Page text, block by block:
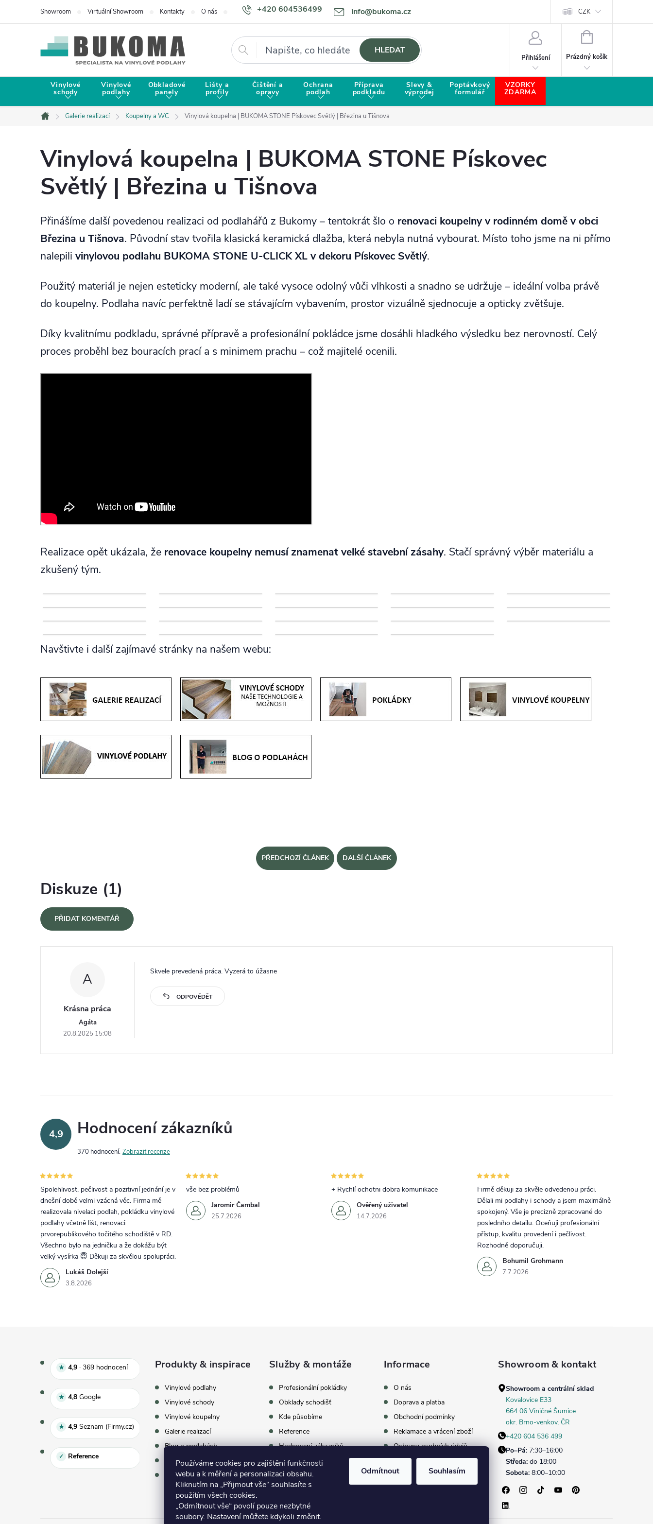
Používáme cookies pro zajištění funkčnosti
webu a k měření a personalizaci obsahu.
Kliknutím na „Přijmout vše“ souhlasíte s
použitím všech cookies.
„Odmítnout vše“ povolí pouze nezbytné
soubory. Nastavení můžete kdykoli změnit.
Odmítnout Souhlasím
+420 604536499 info@bukoma.cz
Showroom Virtuální Showroom Kontakty O nás Doprava a platba Proč zvolit BUKOMU? CZK
Hledat HLEDAT
Přihlášení
NÁKUPNÍ KOŠÍK
Prázdný košík
Vinylové
schody
Vinylové
podlahy
Obkladové
panely
Lišty a
profily
Čištění a
opravy
Ochrana
podlah
Příprava
podkladu
Slevy &
výprodej
Poptávkový
formulář
VZORKY
ZDARMA
Domů
Galerie realizací Koupelny a WC Vinylová koupelna | BUKOMA STONE Pískovec Světlý | Březina u Tišnova
Vinylová koupelna | BUKOMA STONE Pískovec
Světlý | Březina u Tišnova
Přinášíme další povedenou realizaci od podlahářů z Bukomy – tentokrát šlo o renovaci koupelny v rodinném domě v obci
Březina u Tišnova. Původní stav tvořila klasická keramická dlažba, která nebyla nutná vybourat. Místo toho jsme na ni přímo
nalepili vinylovou podlahu BUKOMA STONE U-CLICK XL v dekoru Pískovec Světlý.
Použitý materiál je nejen esteticky moderní, ale také vysoce odolný vůči vlhkosti a snadno se udržuje – ideální volba právě
do koupelny. Podlaha navíc perfektně ladí se stávajícím vybavením, prostor vizuálně sjednocuje a opticky zvětšuje.
Díky kvalitnímu podkladu, správné přípravě a profesionální pokládce jsme dosáhli hladkého výsledku bez nerovností. Celý
proces proběhl bez bouracích prací a s minimem prachu – což majitelé ocenili.
Realizace opět ukázala, že renovace koupelny nemusí znamenat velké stavební zásahy. Stačí správný výběr materiálu a
zkušený tým.
Navštivte i další zajímavé stránky na našem webu:
PŘEDCHOZÍ ČLÁNEK DALŠÍ ČLÁNEK
Diskuze (1)
PŘIDAT KOMENTÁŘ
A
Krásna práca
Agáta
20.8.2025 15:08
Skvele prevedená práca. Vyzerá to úžasne
ODPOVĚDĚT
4,9 Hodnocení zákazníků
370 hodnocení Zobrazit recenze
Lukáš Dolejší
3.8.2026
Spolehlivost, pečlivost a pozitivní jednání je v
dnešní době velmi vzácná věc. Firma mě
realizovala nivelaci podlah, pokládku vinylové
podlahy včetně lišt, renovaci
prvorepublikového točitého schodiště v RD.
Všechno bylo na jedničku a že dokážu být
velký vysírka 😇 Děkuji za skvělou spolupráci.
Jaromir Čambal
25.7.2026
vše bez problémů
Ověřený uživatel
14.7.2026
+ Rychlí ochotni dobra komunikace
Bohumil Grohmann
7.7.2026
Firmě děkuji za skvěle odvedenou práci.
Dělali mi podlahy i schody a jsem maximálně
spokojený. Vše je precizně zpracované do
posledního detailu. Oceňuji profesionální
přístup, kvalitu provedení i pečlivost.
Rozhodně doporučuji.
★ 4,9 · 369 hodnoceníHodnocení e‑shopu 4,9 z 5, celkem369hodnocení
★ 4,8 GoogleHodnocení Google 4,8 z 5
★ 4,9 Seznam (Firmy.cz) Hodnocení Seznam 4,9 z 5
✓ Reference
Produkty & inspirace
Vinylové podlahy
Vinylové schody
Vinylové koupelny
Galerie realizací
Blog o podlahách
Vzorky zdarma
Virtuální showroom
Služby & montáže
Profesionální pokládky
Obklady schodišť
Kde působíme
Reference
Hodnocení zákazníků
Proč vybrat BUKOMU
Informace
O nás
Doprava a platba
Obchodní podmínky
Reklamace a vrácení zboží
Ochrana osobních údajů
Archív vyprodaných dekorů
Kontakty
Showroom & kontakt
Showroom a centrální sklad
Kovalovice E33
664 06 Viničné Šumice
okr. Brno‑venkov, ČR
+420 604 536 499
Po–Pá: 7:30–16:00
Středa: do 18:00
Sobota: 8:00–10:00